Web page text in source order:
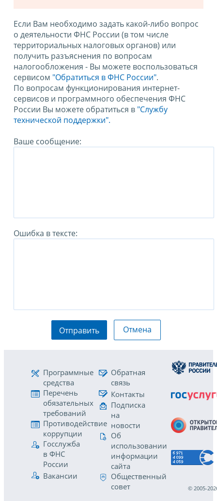
Если Вам необходимо задать какой-либо вопрос
о деятельности ФНС России (в том числе
территориальных налоговых органов) или
получить разъяснения по вопросам
налогообложения - Вы можете воспользоваться
сервисом "Обратиться в ФНС России".
По вопросам функционирования интернет-
сервисов и программного обеспечения ФНС
России Вы можете обратиться в "Службу
технической поддержки".
Ваше сообщение:
Ошибка в тексте:
Отправить Отмена
Программные
средства
Перечень
обязательных
требований
Противодействие
коррупции
Госслужба
в ФНС
России
Вакансии
Обратная
связь
Контакты
Подписка
на
новости
Об
использовании
информации
сайта
Общественный
совет
© 2005-